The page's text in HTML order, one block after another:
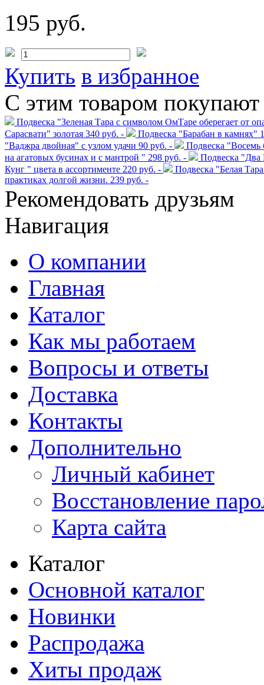
195 руб.
Купить в избранное
С этим товаром покупают
Подвеска "Зеленая Тара с символом ОмТаре оберегает от
Сарасвати" золотая 340 руб. - Подвеска "Барабан в камнях"
"Ваджра двойная" с узлом удачи 90 руб. -
Подвеска "Восемь
на агатовых бусинах и с мантрой " 298 руб. -
Подвеска "Два
Кунг " цвета в ассортименте 220 руб. -
Подвеска "Белая
практиках долгой жизни. 239 руб. -
Рекомендовать друзьям
Навигация
О компании
Главная
Каталог
Как мы работаем
Вопросы и ответы
Доставка
Контакты
Дополнительно
Личный кабинет
Восстановление
Карта сайта
Каталог
Основной каталог
Новинки
Распродажа
Хиты продаж